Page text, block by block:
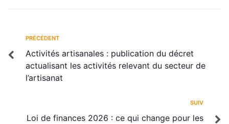
PRÉCÉDENT
Activités artisanales : publication du décret
actualisant les activités relevant du secteur de
l’artisanat
SUIV
Loi de finances 2026 : ce qui change pour les